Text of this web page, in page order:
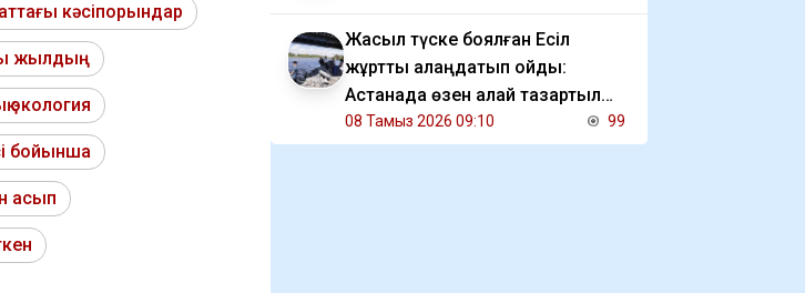
кәсіпорындар
жылдың
экология
бойынша
асып
Жасыл түске боялған Есіл
жұртты алаңдатып қойды:
Астанада өзен қалай тазартылып
жатыр
08 Тамыз 2026 09:10 99